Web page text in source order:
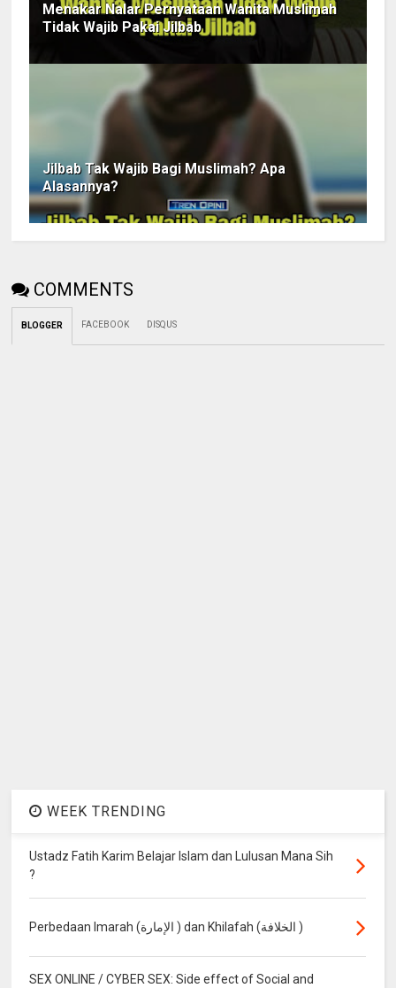
Menakar Nalar Pernyataan Wanita Muslimah
Tidak Wajib Pakai Jilbab
Jilbab Tak Wajib Bagi Muslimah? Apa
Alasannya?
COMMENTS
BLOGGER FACEBOOK DISQUS
WEEK TRENDING
Ustadz Fatih Karim Belajar Islam dan Lulusan Mana Sih
?
Perbedaan Imarah (الإمارة ) dan Khilafah (الخلافة )
SEX ONLINE / CYBER SEX: Side effect of Social and